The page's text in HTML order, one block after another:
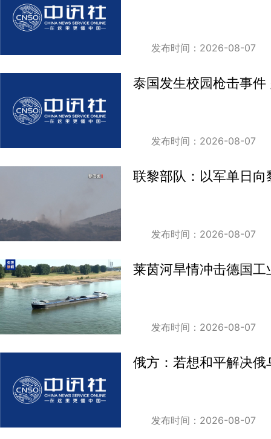
发布时间：2026-08-07
泰国发生校园枪击事件
发布时间：2026-08-07
联黎部队：以军单日向
发布时间：2026-08-07
莱茵河旱情冲击德国工
发布时间：2026-08-07
俄方：若想和平解决
发布时间：2026-08-07